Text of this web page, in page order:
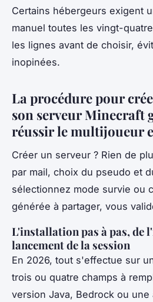
Certains hébergeurs exigent
manuel toutes les vingt-
les lignes avant de choisir,
inopinées.
La procédure pour
son serveur Minecraft
réussir le multijoueur
Créer un serveur ? Rien de
par mail, choix du pseudo et
sélectionnez mode survie ou
générée à partager, vous
L'installation pas à pas, de
lancement de la session
En 2026, tout s'effectue sur
trois ou quatre champs à
version Java, Bedrock ou une